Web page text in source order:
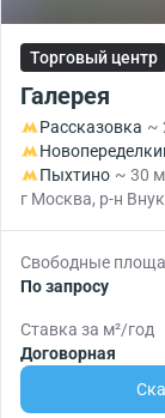
Торговый центр
Галерея
Рассказовка ~
Пыхтино ~ 30
г Москва, р-н
Свободные
По запросу
Ставка за м²/год
Договорная